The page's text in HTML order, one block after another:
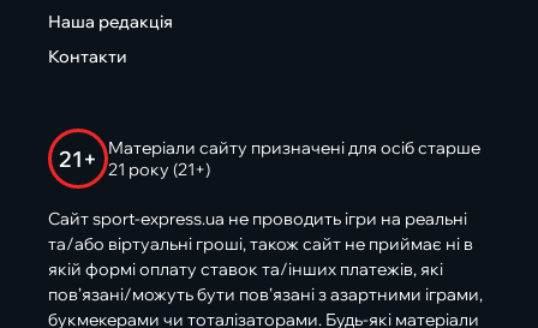
Наша редакція
Контакти
21+
Матеріали сайту призначені для осіб старше
21 року (21+)
Сайт sport-express.ua не проводить ігри на реальні
та/або віртуальні гроші, також сайт не приймає ні в
якій формі оплату ставок та/інших платежів, які
пов’язані/можуть бути пов’язані з азартними іграми,
букмекерами чи тоталізаторами. Будь-які матеріали